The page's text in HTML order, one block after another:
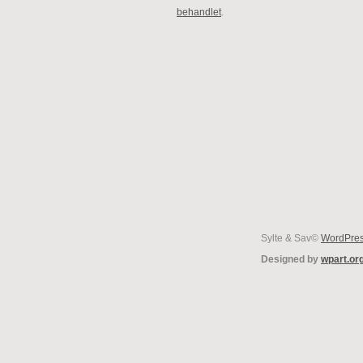
behandlet.
Sylte & Sav©
Designed by